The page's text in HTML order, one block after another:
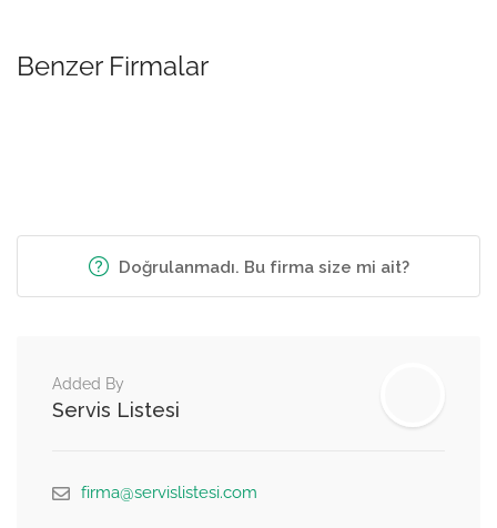
Benzer Firmalar
Doğrulanmadı. Bu firma size mi ait?
Added By
Servis Listesi
firma@servislistesi.com